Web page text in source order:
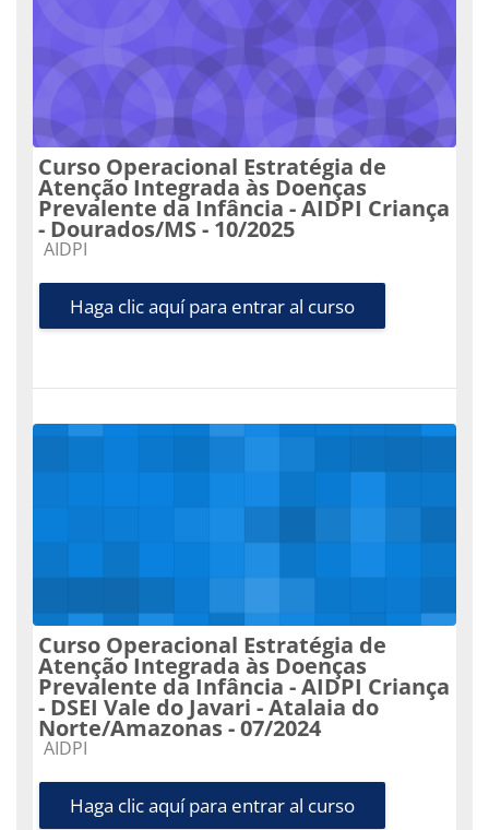
Curso Operacional Estratégia de
Atenção Integrada às Doenças
Prevalente da Infância - AIDPI Criança
- Dourados/MS - 10/2025
Categoría de cursos
AIDPI
Haga clic aquí para entrar al curso
Curso Operacional Estratégia de
Atenção Integrada às Doenças
Prevalente da Infância - AIDPI Criança
- DSEI Vale do Javari - Atalaia do
Norte/Amazonas - 07/2024
Categoría de cursos
AIDPI
Haga clic aquí para entrar al curso